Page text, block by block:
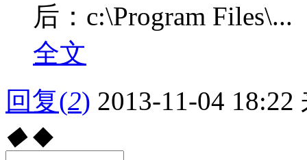
后：c:\Program Files\...
全文
回复(2) 2013-11-04 18:22
◆ ◆